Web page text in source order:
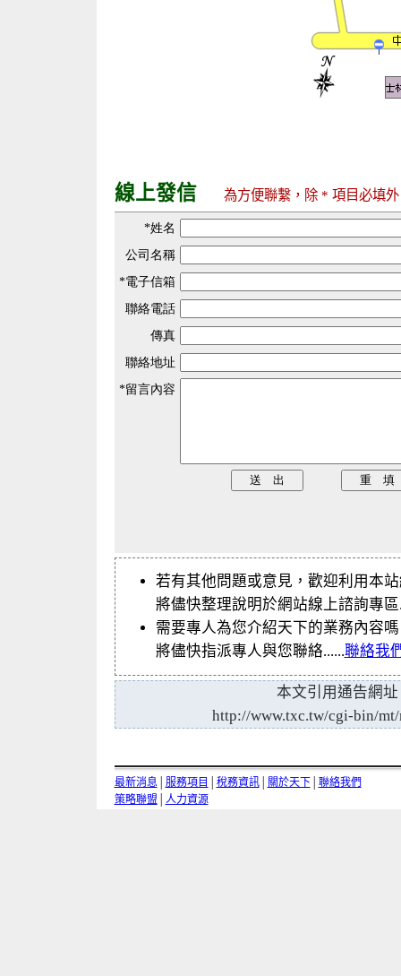
線上發信 為方便聯繫，除 * 項目必填外
若有其他問題或意見，歡迎利用本
將儘快整理說明於網站線上諮詢專區
需要專人為您介紹天下的業務內容
將儘快指派專人與您聯絡......聯絡我
本文引用通告網址
http://www.txc.tw/cgi-bin/
最新消息│ 服務項目 稅務資訊│ 關於天下
聯絡我們
策略聯盟
人力資源